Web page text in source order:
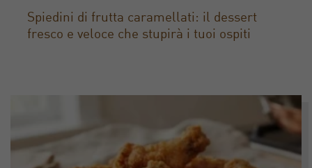
Spiedini di frutta caramellati: il dessert
fresco e veloce che stupirà i tuoi ospiti